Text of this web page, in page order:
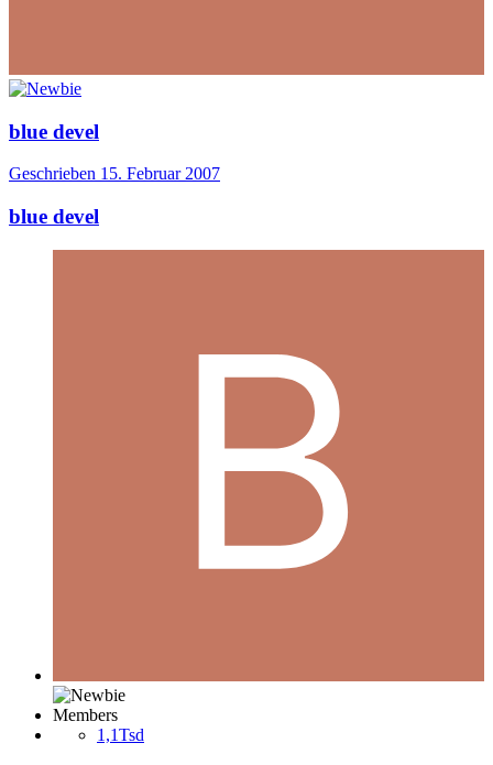
blue devel
Geschrieben 15. Februar 2007
blue devel
Members
1,1Tsd